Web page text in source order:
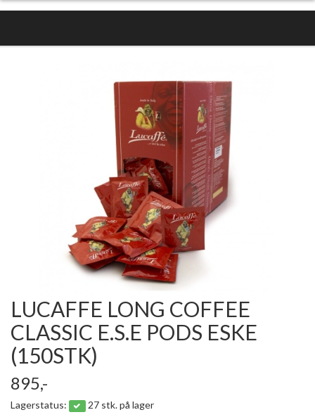
LUCAFFE LONG COFFEE
CLASSIC E.S.E PODS ESKE
(150STK)
895,-
Lagerstatus:
27 stk. på lager